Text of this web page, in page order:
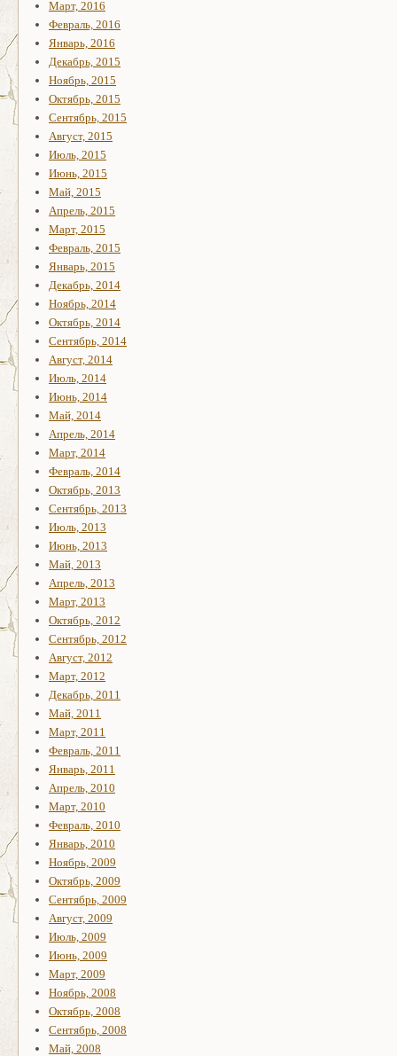
Март, 2016
Февраль, 2016
Январь, 2016
Декабрь, 2015
Ноябрь, 2015
Октябрь, 2015
Сентябрь, 2015
Август, 2015
Июль, 2015
Июнь, 2015
Май, 2015
Апрель, 2015
Март, 2015
Февраль, 2015
Январь, 2015
Декабрь, 2014
Ноябрь, 2014
Октябрь, 2014
Сентябрь, 2014
Август, 2014
Июль, 2014
Июнь, 2014
Май, 2014
Апрель, 2014
Март, 2014
Февраль, 2014
Октябрь, 2013
Сентябрь, 2013
Июль, 2013
Июнь, 2013
Май, 2013
Апрель, 2013
Март, 2013
Октябрь, 2012
Сентябрь, 2012
Август, 2012
Март, 2012
Декабрь, 2011
Май, 2011
Март, 2011
Февраль, 2011
Январь, 2011
Апрель, 2010
Март, 2010
Февраль, 2010
Январь, 2010
Ноябрь, 2009
Октябрь, 2009
Сентябрь, 2009
Август, 2009
Июль, 2009
Июнь, 2009
Март, 2009
Ноябрь, 2008
Октябрь, 2008
Сентябрь, 2008
Май, 2008